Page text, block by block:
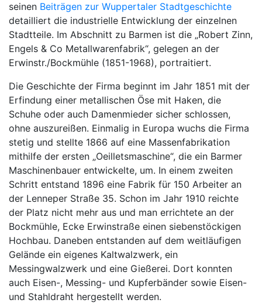
seinen Beiträgen zur Wuppertaler Stadtgeschichte
detailliert die industrielle Entwicklung der einzelnen
Stadtteile. Im Abschnitt zu Barmen ist die „Robert Zinn,
Engels & Co Metallwarenfabrik“, gelegen an der
Erwinstr./Bockmühle (1851-1968), portraitiert.
Die Geschichte der Firma beginnt im Jahr 1851 mit der
Erfindung einer metallischen Öse mit Haken, die
Schuhe oder auch Damenmieder sicher schlossen,
ohne auszureißen. Einmalig in Europa wuchs die Firma
stetig und stellte 1866 auf eine Massenfabrikation
mithilfe der ersten „Oeilletsmaschine“, die ein Barmer
Maschinenbauer entwickelte, um. In einem zweiten
Schritt entstand 1896 eine Fabrik für 150 Arbeiter an
der Lenneper Straße 35. Schon im Jahr 1910 reichte
der Platz nicht mehr aus und man errichtete an der
Bockmühle, Ecke Erwinstraße einen siebenstöckigen
Hochbau. Daneben entstanden auf dem weitläufigen
Gelände ein eigenes Kaltwalzwerk, ein
Messingwalzwerk und eine Gießerei. Dort konnten
auch Eisen-, Messing- und Kupferbänder sowie Eisen-
und Stahldraht hergestellt werden.